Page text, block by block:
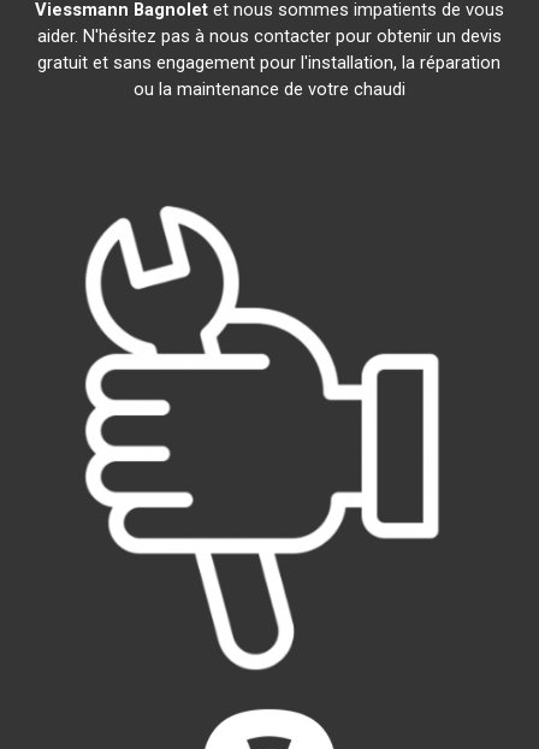
Viessmann Bagnoletet nous sommes impatients de vous
aider. N'hésitez pas à nous contacter pour obtenir un devis
gratuit et sans engagement pour l'installation, la réparation
ou la maintenance de votre chaudi